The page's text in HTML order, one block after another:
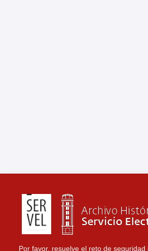
Por favor, resuelve el reto de